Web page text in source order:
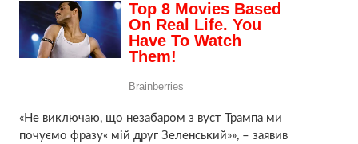
«Не виключаю, що незабаром з вуст Трампа ми
почуємо фразу« мій друг Зеленський»», – заявив